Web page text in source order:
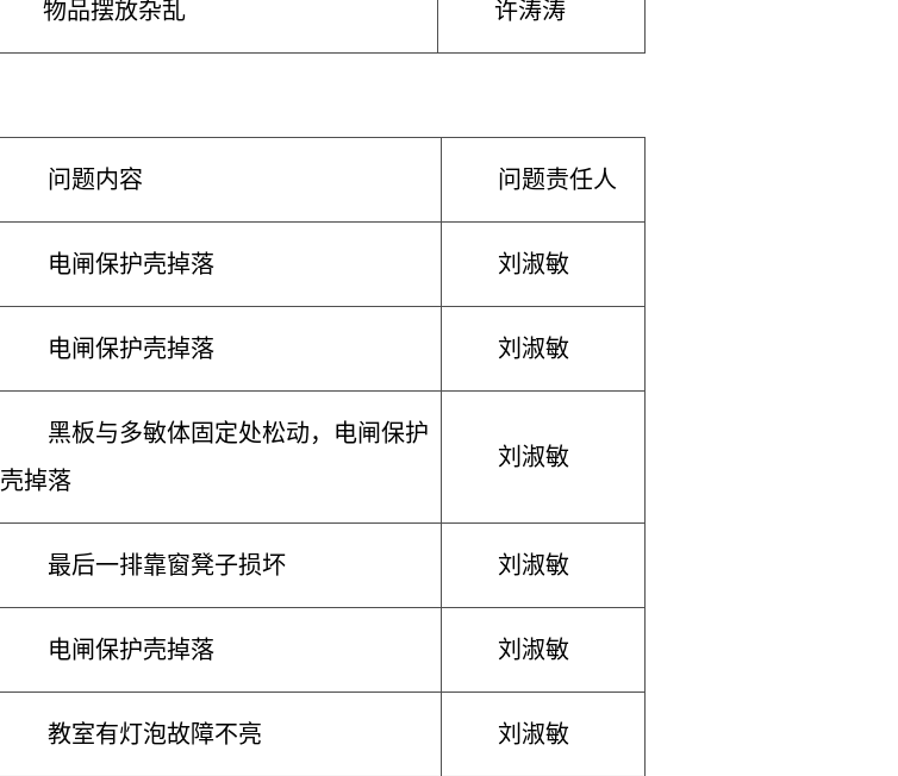
物品摆放杂乱 许涛涛
问题内容 问题责任人
电闸保护壳掉落 刘淑敏
电闸保护壳掉落 刘淑敏
黑板与多敏体固定处松动，电闸保护
壳掉落
刘淑敏
最后一排靠窗凳子损坏 刘淑敏
电闸保护壳掉落 刘淑敏
教室有灯泡故障不亮 刘淑敏